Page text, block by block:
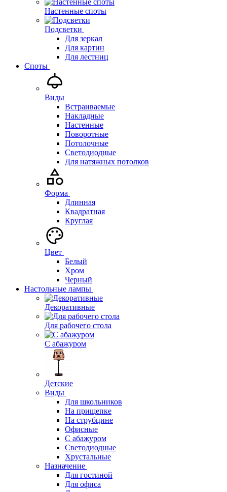
Настенные споты
Подсветки
Для зеркал
Для картин
Для лестниц
Споты
Виды
Встраиваемые
Накладные
Настенные
Поворотные
Потолочные
Светодиодные
Для натяжных потолков
Форма
Длинная
Квадратная
Круглая
Цвет
Белый
Хром
Черный
Настольные лампы
Декоративные
Для рабочего стола
С абажуром
Детские
Виды
Для школьников
На прищепке
На струбцине
Офисные
С абажуром
Светодиодные
Хрустальные
Назначение
Для гостиной
Для офиса